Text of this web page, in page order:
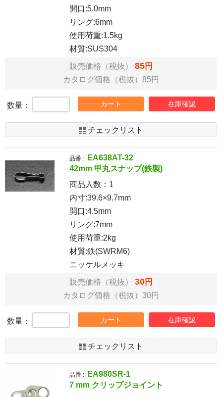
開口:5.0mm
リング:6mm
使用荷重:1.5kg
材質:SUS304
販売価格（税抜） 85円
カタログ価格（税抜）85円
数量： カート 在庫確認
チェックリスト
品番 :
EA638AT-32
42mm 甲丸スナップ(鉄製)
商品入数： 1
内寸:39.6×9.7mm
開口:4.5mm
リング:7mm
使用荷重:2kg
材質:鉄(SWRM6)
ニッケルメッキ
販売価格（税抜） 30円
カタログ価格（税抜）30円
数量： カート 在庫確認
チェックリスト
品番 :
EA980SR-1
7 mm クリップジョイント